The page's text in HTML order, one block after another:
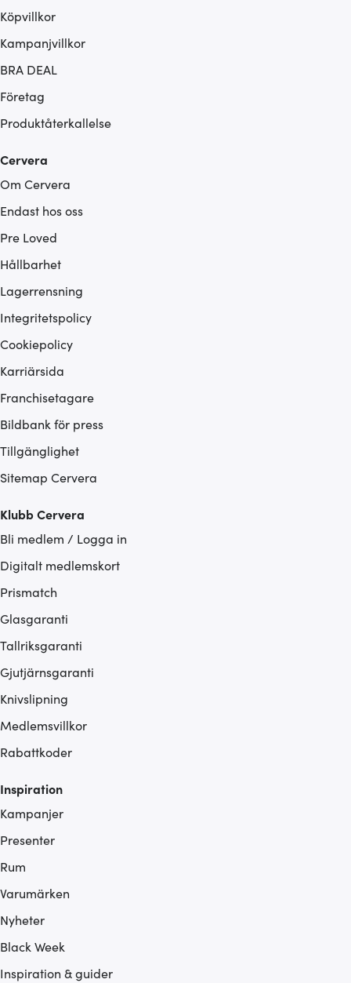
Köpvillkor
Kampanjvillkor
BRA DEAL
Företag
Produktåterkallelse
Cervera
Om Cervera
Endast hos oss
Pre Loved
Hållbarhet
Lagerrensning
Integritetspolicy
Cookiepolicy
Karriärsida
Franchisetagare
Bildbank för press
Tillgänglighet
Sitemap Cervera
Klubb Cervera
Bli medlem / Logga in
Digitalt medlemskort
Prismatch
Glasgaranti
Tallriksgaranti
Gjutjärnsgaranti
Knivslipning
Medlemsvillkor
Rabattkoder
Inspiration
Kampanjer
Presenter
Rum
Varumärken
Nyheter
Black Week
Inspiration & guider